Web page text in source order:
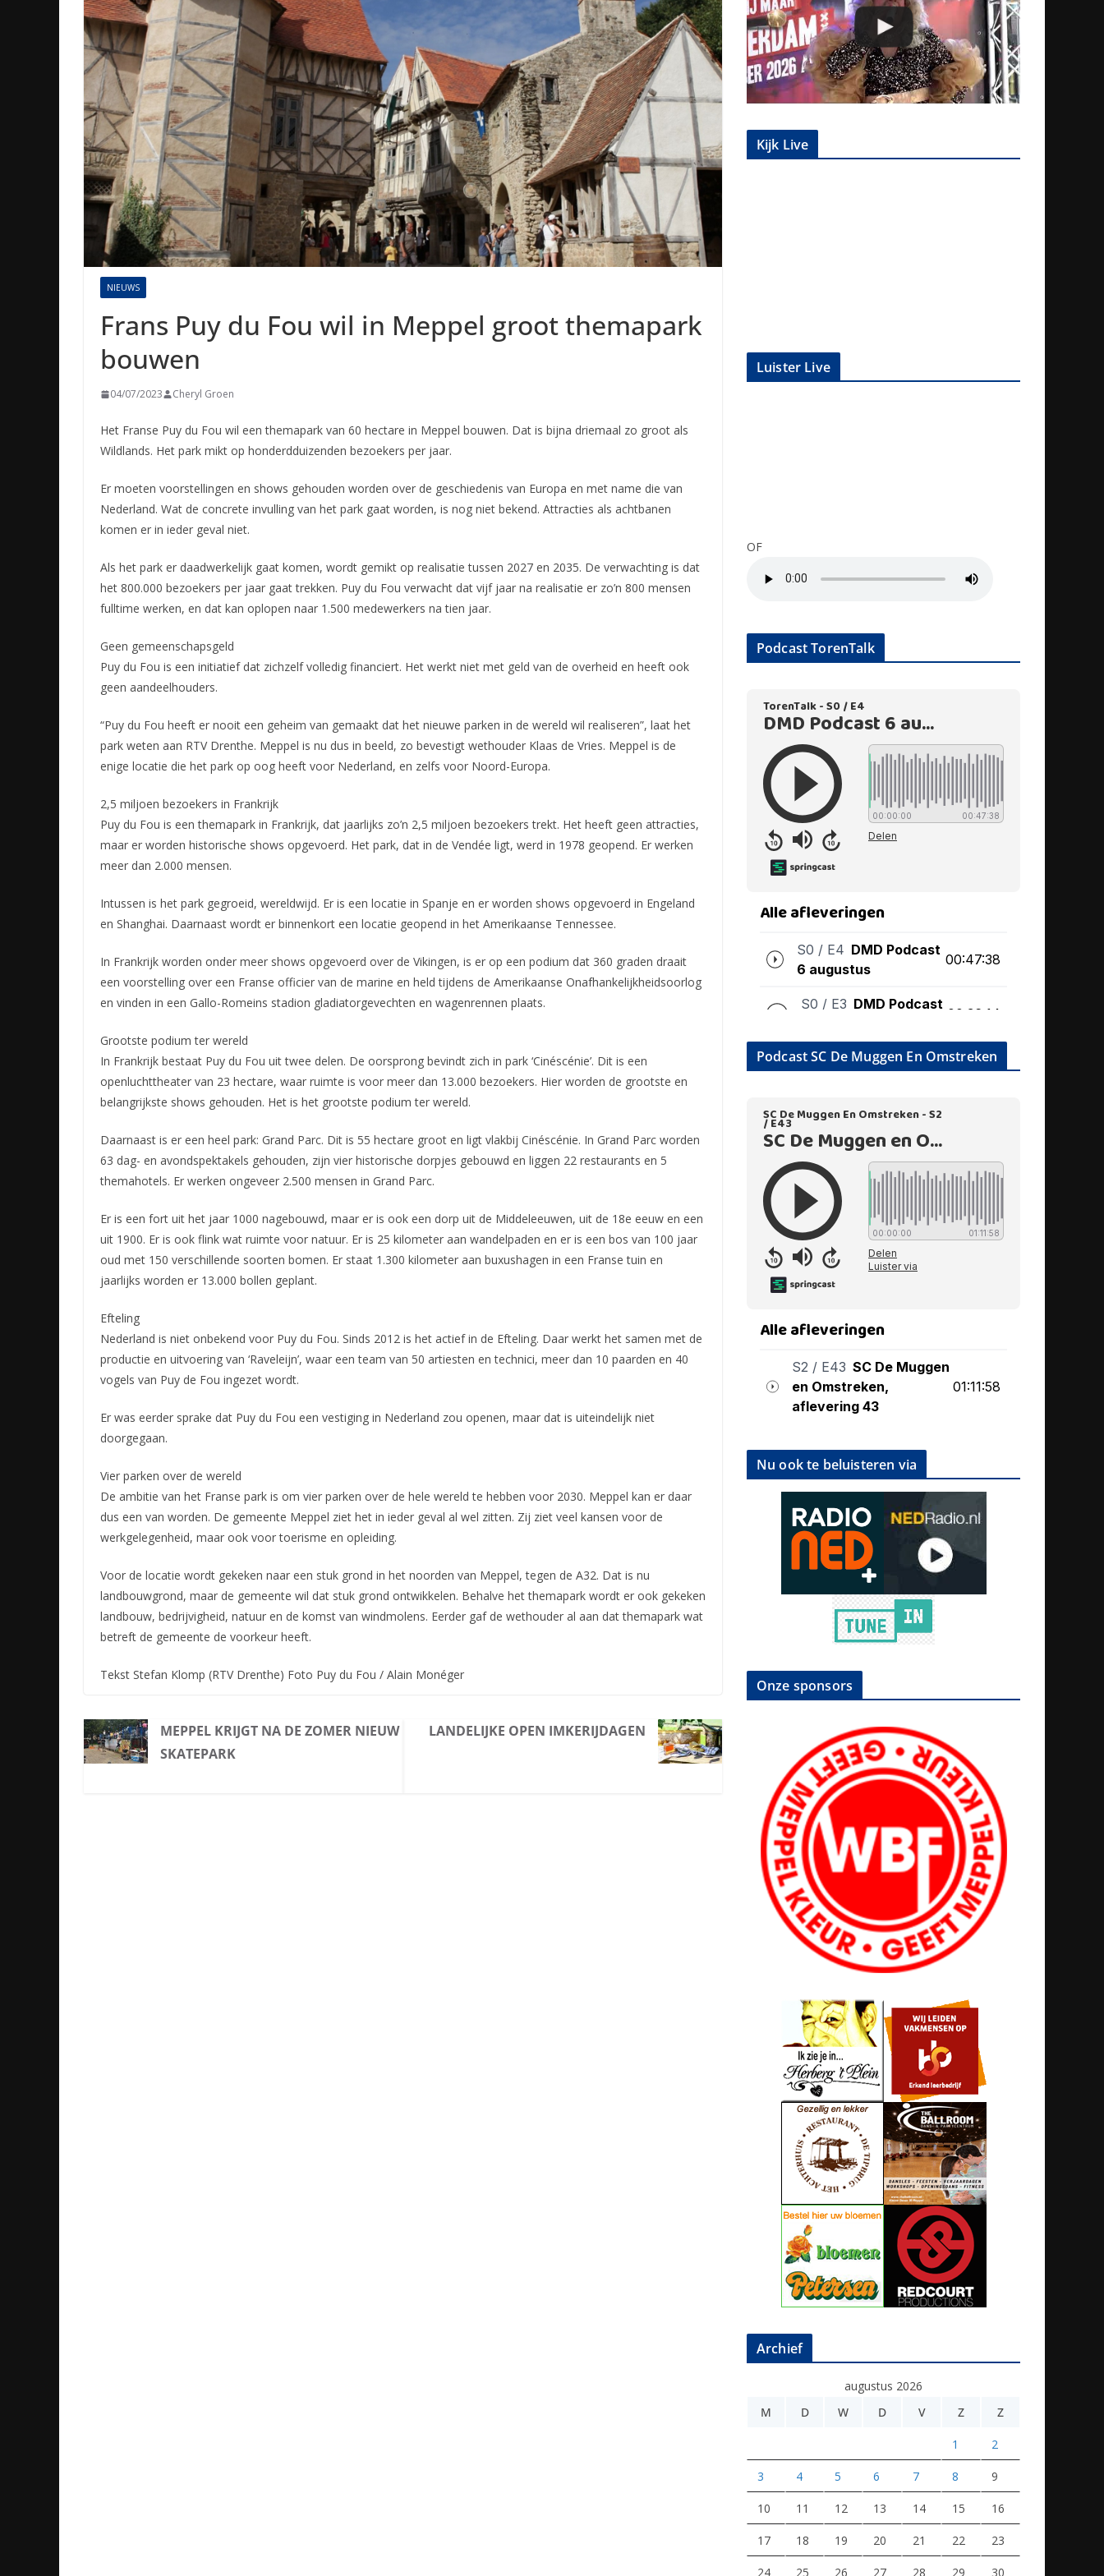
NIEUWS
Frans Puy du Fou wil in Meppel groot themapark
bouwen
04/07/2023 Cheryl Groen
Het Franse Puy du Fou wil een themapark van 60 hectare in Meppel bouwen. Dat is bijna driemaal zo groot als
Wildlands. Het park mikt op honderdduizenden bezoekers per jaar.
Er moeten voorstellingen en shows gehouden worden over de geschiedenis van Europa en met name die van
Nederland. Wat de concrete invulling van het park gaat worden, is nog niet bekend. Attracties als achtbanen
komen er in ieder geval niet.
Als het park er daadwerkelijk gaat komen, wordt gemikt op realisatie tussen 2027 en 2035. De verwachting is dat
het 800.000 bezoekers per jaar gaat trekken. Puy du Fou verwacht dat vijf jaar na realisatie er zo’n 800 mensen
fulltime werken, en dat kan oplopen naar 1.500 medewerkers na tien jaar.
Geen gemeenschapsgeld
Puy du Fou is een initiatief dat zichzelf volledig financiert. Het werkt niet met geld van de overheid en heeft ook
geen aandeelhouders.
“Puy du Fou heeft er nooit een geheim van gemaakt dat het nieuwe parken in de wereld wil realiseren”, laat het
park weten aan RTV Drenthe. Meppel is nu dus in beeld, zo bevestigt wethouder Klaas de Vries. Meppel is de
enige locatie die het park op oog heeft voor Nederland, en zelfs voor Noord-Europa.
2,5 miljoen bezoekers in Frankrijk
Puy du Fou is een themapark in Frankrijk, dat jaarlijks zo’n 2,5 miljoen bezoekers trekt. Het heeft geen attracties,
maar er worden historische shows opgevoerd. Het park, dat in de Vendée ligt, werd in 1978 geopend. Er werken
meer dan 2.000 mensen.
Intussen is het park gegroeid, wereldwijd. Er is een locatie in Spanje en er worden shows opgevoerd in Engeland
en Shanghai. Daarnaast wordt er binnenkort een locatie geopend in het Amerikaanse Tennessee.
In Frankrijk worden onder meer shows opgevoerd over de Vikingen, is er op een podium dat 360 graden draait
een voorstelling over een Franse officier van de marine en held tijdens de Amerikaanse Onafhankelijkheidsoorlog
en vinden in een Gallo-Romeins stadion gladiatorgevechten en wagenrennen plaats.
Grootste podium ter wereld
In Frankrijk bestaat Puy du Fou uit twee delen. De oorsprong bevindt zich in park ‘Cinéscénie’. Dit is een
openluchttheater van 23 hectare, waar ruimte is voor meer dan 13.000 bezoekers. Hier worden de grootste en
belangrijkste shows gehouden. Het is het grootste podium ter wereld.
Daarnaast is er een heel park: Grand Parc. Dit is 55 hectare groot en ligt vlakbij Cinéscénie. In Grand Parc worden
63 dag- en avondspektakels gehouden, zijn vier historische dorpjes gebouwd en liggen 22 restaurants en 5
themahotels. Er werken ongeveer 2.500 mensen in Grand Parc.
Er is een fort uit het jaar 1000 nagebouwd, maar er is ook een dorp uit de Middeleeuwen, uit de 18e eeuw en een
uit 1900. Er is ook flink wat ruimte voor natuur. Er is 25 kilometer aan wandelpaden en er is een bos van 100 jaar
oud met 150 verschillende soorten bomen. Er staat 1.300 kilometer aan buxushagen in een Franse tuin en
jaarlijks worden er 13.000 bollen geplant.
Efteling
Nederland is niet onbekend voor Puy du Fou. Sinds 2012 is het actief in de Efteling. Daar werkt het samen met de
productie en uitvoering van ‘Raveleijn’, waar een team van 50 artiesten en technici, meer dan 10 paarden en 40
vogels van Puy de Fou ingezet wordt.
Er was eerder sprake dat Puy du Fou een vestiging in Nederland zou openen, maar dat is uiteindelijk niet
doorgegaan.
Vier parken over de wereld
De ambitie van het Franse park is om vier parken over de hele wereld te hebben voor 2030. Meppel kan er daar
dus een van worden. De gemeente Meppel ziet het in ieder geval al wel zitten. Zij ziet veel kansen voor de
werkgelegenheid, maar ook voor toerisme en opleiding.
Voor de locatie wordt gekeken naar een stuk grond in het noorden van Meppel, tegen de A32. Dat is nu
landbouwgrond, maar de gemeente wil dat stuk grond ontwikkelen. Behalve het themapark wordt er ook gekeken
landbouw, bedrijvigheid, natuur en de komst van windmolens. Eerder gaf de wethouder al aan dat themapark wat
betreft de gemeente de voorkeur heeft.
Tekst Stefan Klomp (RTV Drenthe) Foto Puy du Fou / Alain Monéger
MEPPEL KRIJGT NA DE ZOMER NIEUW
SKATEPARK
LANDELIJKE OPEN IMKERIJDAGEN
Kijk Live
Luister Live
OF
Podcast TorenTalk
Podcast SC De Muggen En Omstreken
Nu ook te beluisteren via
Onze sponsors
Archief
augustus 2026
M
D W D V Z Z
1 2
3 4 5 6 7 8 9
10 11 12 13 14 15 16
17 18 19 20 21 22 23
24 25 26 27 28 29 30